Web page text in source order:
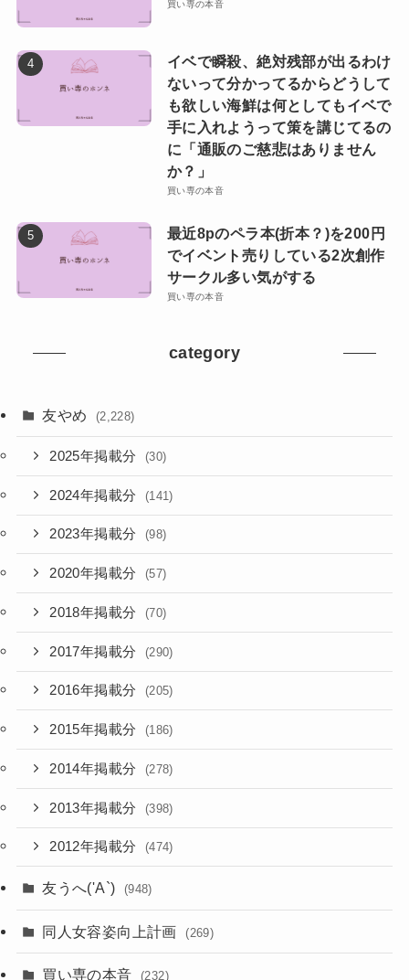
買い専の本音
イベで瞬殺、絶対残部が出るわけ
ないって分かってるからどうして
も欲しい海鮮は何としてもイベで
手に入れようって策を講じてるの
に「通販のご慈悲はありません
か？」
買い専の本音
最近8pのペラ本(折本？)を200円
でイベント売りしている2次創作
サークル多い気がする
買い専の本音
category
友やめ (2,228)
2025年掲載分 (30)
2024年掲載分 (141)
2023年掲載分 (98)
2020年掲載分 (57)
2018年掲載分 (70)
2017年掲載分 (290)
2016年掲載分 (205)
2015年掲載分 (186)
2014年掲載分 (278)
2013年掲載分 (398)
2012年掲載分 (474)
友うへ('A`) (948)
同人女容姿向上計画 (269)
買い専の本音 (232)